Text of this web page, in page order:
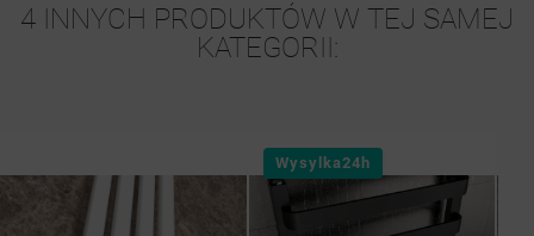
4 INNYCH PRODUKTÓW W TEJ SAMEJ
KATEGORII:
Wysylka24h